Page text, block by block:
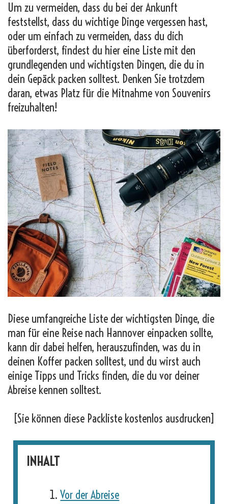
Um zu vermeiden, dass du bei der Ankunft
feststellst, dass du wichtige Dinge vergessen hast,
oder um einfach zu vermeiden, dass du dich
überforderst, findest du hier eine Liste mit den
grundlegenden und wichtigsten Dingen, die du in
dein Gepäck packen solltest. Denken Sie trotzdem
daran, etwas Platz für die Mitnahme von Souvenirs
freizuhalten!
Diese umfangreiche Liste der wichtigsten Dinge, die
man für eine Reise nach Hannover einpacken sollte,
kann dir dabei helfen, herauszufinden, was du in
deinen Koffer packen solltest, und du wirst auch
einige Tipps und Tricks finden, die du vor deiner
Abreise kennen solltest.
[Sie können diese Packliste kostenlos ausdrucken]
INHALT
Vor der Abreise